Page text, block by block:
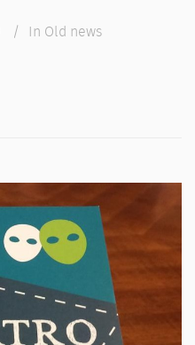
/ In Old news